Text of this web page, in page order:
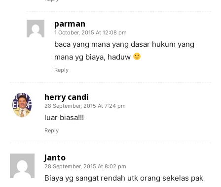
parman
1 October, 2015 At 12:08 pm
baca yang mana yang dasar hukum yang
mana yg biaya, haduw
Reply
herry candi
28 September, 2015 At 7:24 pm
luar biasa!!!
Reply
Janto
28 September, 2015 At 8:02 pm
Biaya yg sangat rendah utk orang sekelas pak